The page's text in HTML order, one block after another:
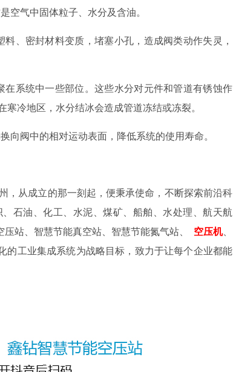
空气中固体粒子、水分及含油。
、密封材料变质，堵塞小孔，造成阀类动作失灵，
在系统中一些部位。这些水分对元件和管道有锈蚀作
寒冷地区，水分结冰会造成管道冻结或冻裂。
阀中的相对运动表面，降低系统的使用寿命。
，从成立的那一刻起，便秉承使命，不断探索前沿科
石油、化工、水泥、煤矿、船舶、水处理、航天航
站、智慧节能真空站、智慧节能氮气站、 空压机、
工业集成系统为战略目标，致力于让每个企业都能